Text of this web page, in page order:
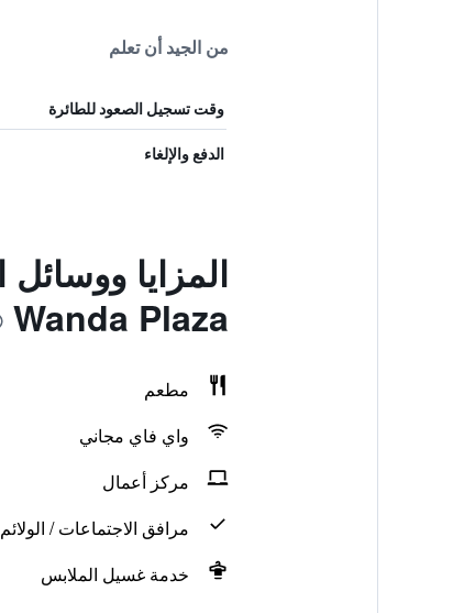
من الجيد أن تعلم
وقت تسجيل الصعود للطائرة
الدفع والإلغاء
Wanda Plaza
مطعم
واي فاي مجاني
مركز أعمال
مرافق الاجتماعات / الولائم
خدمة غسيل الملابس